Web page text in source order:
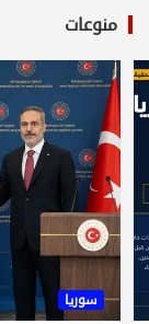
منوعات
سوريا